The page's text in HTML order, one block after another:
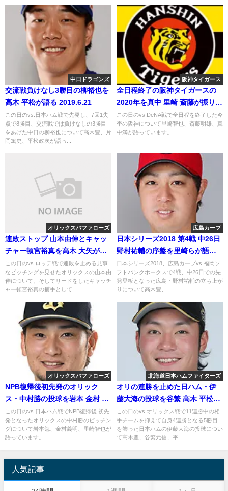
中日ドラゴンズ
交流戦負けなし3勝目の柳裕也を
高木 平松が語る 2019.6.21
この日のvs.日本ハム戦で先発し、7回1失
点で8勝目、交流戦では負けなしの3勝目
をあげた中日の柳裕也について高木豊、片
岡篤史、平松政次が語っ...
阪神タイガース
全日程終了の阪神タイガースの
2020年を真中 里崎 斎藤が振り返
る
この日のvs.DeNA戦で全日程を終了した今
季の阪神について里崎智也、斎藤明雄、真
中満が語っています。...
オリックスバファローズ
連敗ストップ 山本由伸とキャッ
チャー頓宮裕真を高木 大矢が語
る
この日のvs.ロッテ戦で連敗を止める見事
なピッチングを見せたオリックスの山本由
伸について、そしてリードをしたキャッチ
ャー頓宮裕真の捕手として...
広島カープ
日本シリーズ2018 第4戦 中26日
野村祐輔の序盤を里崎らが語る
2018年10月31日
日本シリーズ2018、広島カープvs.福岡ソ
フトバンクホークスで4戦、中26日での先
発登板となった広島・野村祐輔の立ち上が
りについて高木豊、...
オリックスバファローズ
NPB復帰後初先発のオリック
ス・中村勝の投球を岩本 金村 里
崎が語る
この日のvs.日本ハム戦でNPB復帰後 初先
発となったオリックスの中村勝のピッチン
グについて岩本勉、金村義明、里崎智也が
語っています。...
北海道日本ハムファイターズ
オリの連勝を止めた日ハム・伊
藤大海の投球を谷繁 高木 平松が
語る
この日のvs.オリックス戦で11連勝中の相
手チームを抑えて自身4連勝となる5勝目
を飾った日本ハムの伊藤大海の投球につい
て高木豊、谷繁元信、平...
人気記事